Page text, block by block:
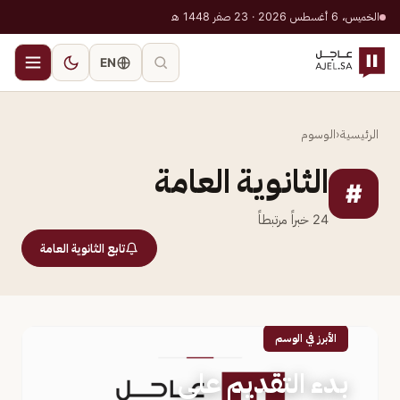
الخميس، 6 أغسطس 2026 · 23 صفر 1448 هـ
EN
الرئيسية‹الوسوم
# الثانوية العامة
24 خبراً مرتبطاً
تابع الثانوية العامة
الأبرز في الوسم
بدء التقديم على